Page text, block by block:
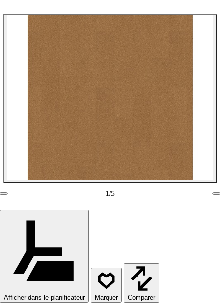
1/5
Afficher dans le planificateur Comparer